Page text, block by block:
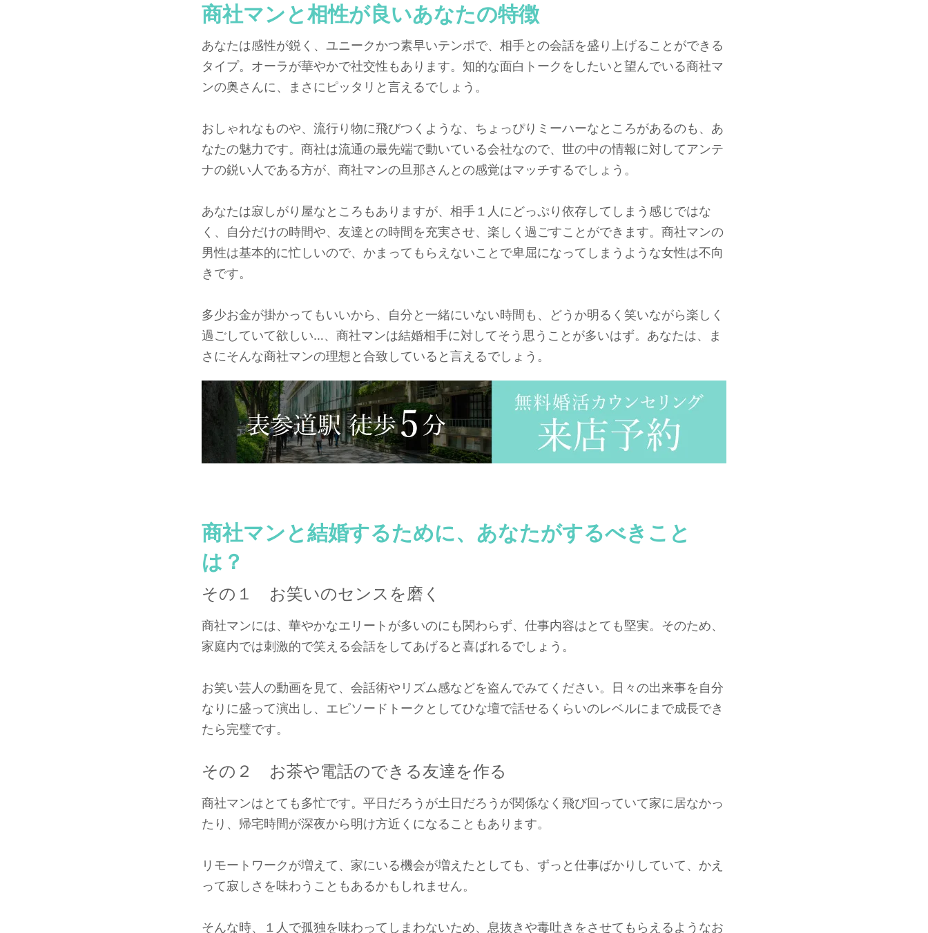
商社マンと相性が良いあなたの特徴
あなたは感性が鋭く、ユニークかつ素早いテンポで、相手との会話を盛り上げることができる
タイプ。オーラが華やかで社交性もあります。知的な面白トークをしたいと望んでいる商社マ
ンの奥さんに、まさにピッタリと言えるでしょう。
おしゃれなものや、流行り物に飛びつくような、ちょっぴりミーハーなところがあるのも、あ
なたの魅力です。商社は流通の最先端で動いている会社なので、世の中の情報に対してアンテ
ナの鋭い人である方が、商社マンの旦那さんとの感覚はマッチするでしょう。
あなたは寂しがり屋なところもありますが、相手１人にどっぷり依存してしまう感じではな
く、自分だけの時間や、友達との時間を充実させ、楽しく過ごすことができます。商社マンの
男性は基本的に忙しいので、かまってもらえないことで卑屈になってしまうような女性は不向
きです。
多少お金が掛かってもいいから、自分と一緒にいない時間も、どうか明るく笑いながら楽しく
過ごしていて欲しい…、商社マンは結婚相手に対してそう思うことが多いはず。あなたは、ま
さにそんな商社マンの理想と合致していると言えるでしょう。
商社マンと結婚するために、あなたがするべきこと
は？
その１ お笑いのセンスを磨く
商社マンには、華やかなエリートが多いのにも関わらず、仕事内容はとても堅実。そのため、
家庭内では刺激的で笑える会話をしてあげると喜ばれるでしょう。
お笑い芸人の動画を見て、会話術やリズム感などを盗んでみてください。日々の出来事を自分
なりに盛って演出し、エピソードトークとしてひな壇で話せるくらいのレベルにまで成長でき
たら完璧です。
その２ お茶や電話のできる友達を作る
商社マンはとても多忙です。平日だろうが土日だろうが関係なく飛び回っていて家に居なかっ
たり、帰宅時間が深夜から明け方近くになることもあります。
リモートワークが増えて、家にいる機会が増えたとしても、ずっと仕事ばかりしていて、かえ
って寂しさを味わうこともあるかもしれません。
そんな時、１人で孤独を味わってしまわないため、息抜きや毒吐きをさせてもらえるようなお